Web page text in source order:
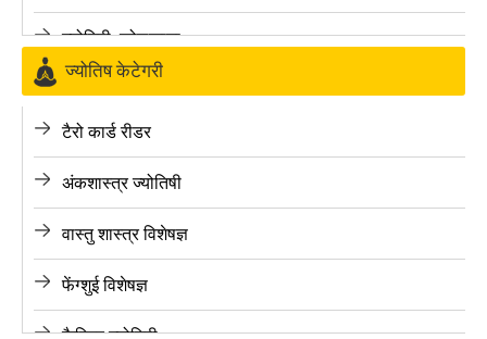
ज्योतिषी, कोलकाता
ज्योतिषी, पुणे
ज्योतिषी, लखनऊ
ज्योतिषी, चंडीगढ़
ज्योतिषी, चेन्नई
ज्योतिष केटेगरी
टैरो कार्ड रीडर
अंकशास्त्र ज्योतिषी
वास्तु शास्त्र विशेषज्ञ
फेंग्शुई विशेषज्ञ